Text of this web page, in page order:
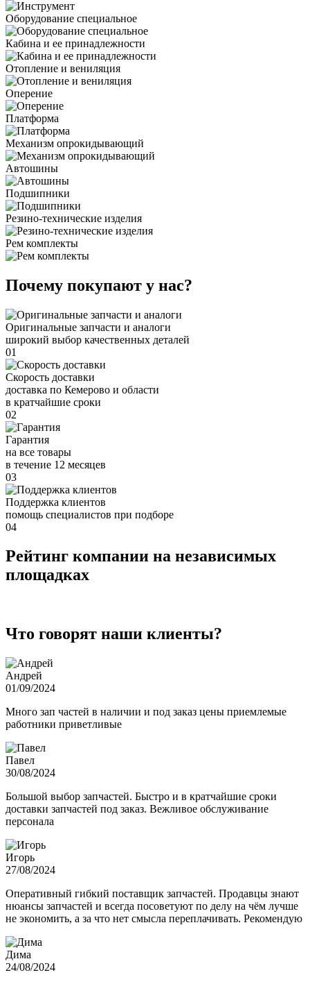
Оборудование специальное
Кабина и ее принадлежности
Отопление и вениляция
Оперение
Платформа
Механизм опрокидывающий
Автошины
Подшипники
Резино-технические изделия
Рем комплекты
Почему покупают у нас?
Оригинальные запчасти и аналоги
широкий выбор качественных деталей
01
Скорость доставки
доставка по Кемерово и области
в кратчайшие сроки
02
Гарантия
на все товары
в течение 12 месяцев
03
Поддержка клиентов
помощь специалистов при подборе
04
Рейтинг компании на независимых
площадках
Что говорят наши клиенты?
Андрей
01/09/2024
Много зап частей в наличии и под заказ цены приемлемые
работники приветливые
Павел
30/08/2024
Большой выбор запчастей. Быстро и в кратчайшие сроки
доставки запчастей под заказ. Вежливое обслуживание
персонала
Игорь
27/08/2024
Оперативный гибкий поставщик запчастей. Продавцы знают
нюансы запчастей и всегда посоветуют по делу на чём лучше
не экономить, а за что нет смысла переплачивать. Рекомендую
Дима
24/08/2024